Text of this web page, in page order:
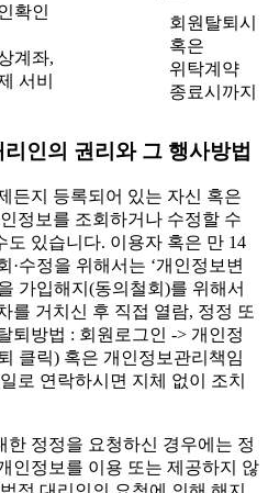
확인
회원탈퇴시
혹은
위탁계약
종료시까지
계좌,
서비
인의 권리와 그 행사방법
든지 등록되어 있는 자신 혹은
정보를 조회하거나 수정할 수
있습니다. 이용자 혹은 만 14
수정을 위해서는 ‘개인정보변
가입해지(동의철회)를 위해서
를 거치신 후 직접 열람, 정정 또
퇴방법 : 회원로그인 -> 개인정
클릭) 혹은 개인정보관리책임
로 연락하시면 지체 없이 조치
정정을 요청하신 경우에는 정
인정보를 이용 또는 제공하지 않